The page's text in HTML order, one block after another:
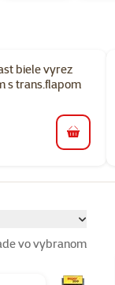
biele vyrez
s trans.flapom
do košíka
vo vybranom